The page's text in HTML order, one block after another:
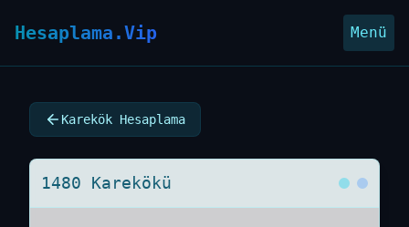
Hesaplama.Vip Menü
Karekök Hesaplama
1480 Karekökü